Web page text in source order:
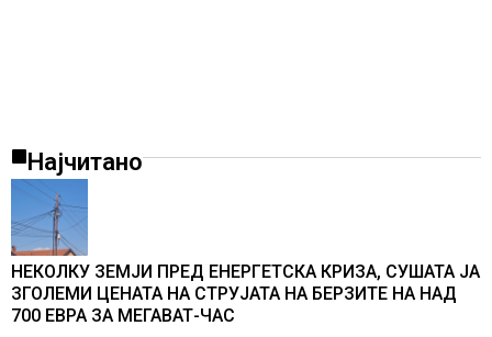
Најчитано
НЕКОЛКУ ЗЕМЈИ ПРЕД ЕНЕРГЕТСКА КРИЗА, СУШАТА ЈА
ЗГОЛЕМИ ЦЕНАТА НА СТРУЈАТА НА БЕРЗИТЕ НА НАД
700 ЕВРА ЗА МЕГАВАТ-ЧАС